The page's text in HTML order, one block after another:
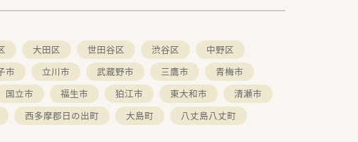
大田区 世田谷区 渋谷区
中野区
市 立川市 武蔵野市 三鷹市
青梅市
国立市 福生市 狛江市 東大和市
清瀬市
西多摩郡日の出町 大島町 八丈島八丈町